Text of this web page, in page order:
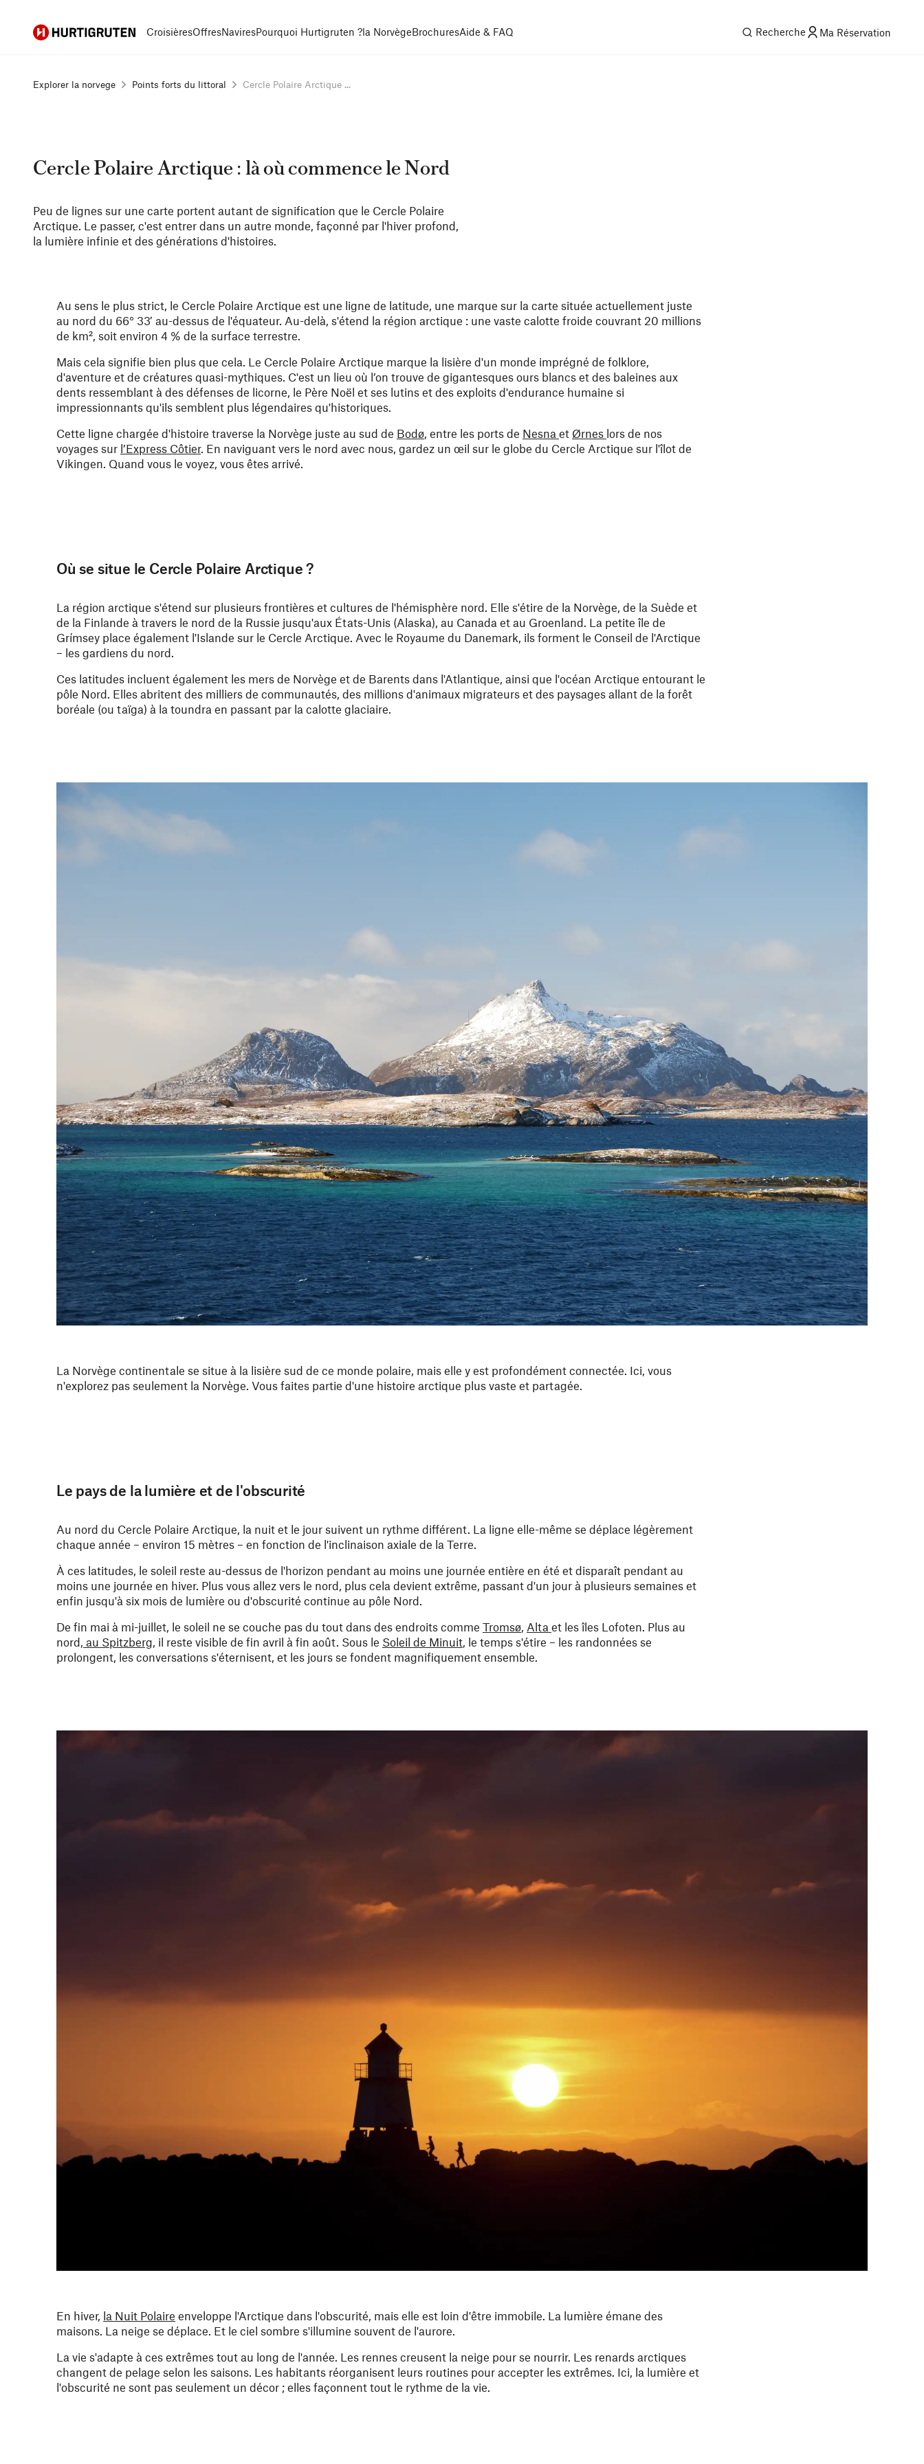
Hurtigruten CroisièresOffresNaviresPourquoi Hurtigruten ?la NorvègeBrochuresAide & FAQ Recherche Ma Réservation
Explorer la norvege Points forts du littoral Cercle Polaire Arctique ...
Cercle Polaire Arctique : là où commence le Nord
Peu de lignes sur une carte portent autant de signification que le Cercle Polaire
Arctique. Le passer, c'est entrer dans un autre monde, façonné par l'hiver profond,
la lumière infinie et des générations d'histoires.
Au sens le plus strict, le Cercle Polaire Arctique est une ligne de latitude, une marque sur la carte située actuellement juste
au nord du 66° 33′ au-dessus de l'équateur. Au-delà, s'étend la région arctique : une vaste calotte froide couvrant 20 millions
de km², soit environ 4 % de la surface terrestre.
Mais cela signifie bien plus que cela. Le Cercle Polaire Arctique marque la lisière d'un monde imprégné de folklore,
d'aventure et de créatures quasi-mythiques. C'est un lieu où l’on trouve de gigantesques ours blancs et des baleines aux
dents ressemblant à des défenses de licorne, le Père Noël et ses lutins et des exploits d'endurance humaine si
impressionnants qu'ils semblent plus légendaires qu'historiques.
Cette ligne chargée d'histoire traverse la Norvège juste au sud de Bodø, entre les ports de Nesna et Ørnes lors de nos
voyages sur l’Express Côtier. En naviguant vers le nord avec nous, gardez un œil sur le globe du Cercle Arctique sur l'îlot de
Vikingen. Quand vous le voyez, vous êtes arrivé.
Où se situe le Cercle Polaire Arctique ?
La région arctique s'étend sur plusieurs frontières et cultures de l'hémisphère nord. Elle s'étire de la Norvège, de la Suède et
de la Finlande à travers le nord de la Russie jusqu'aux États-Unis (Alaska), au Canada et au Groenland. La petite île de
Grímsey place également l'Islande sur le Cercle Arctique. Avec le Royaume du Danemark, ils forment le Conseil de l'Arctique
– les gardiens du nord.
Ces latitudes incluent également les mers de Norvège et de Barents dans l'Atlantique, ainsi que l'océan Arctique entourant le
pôle Nord. Elles abritent des milliers de communautés, des millions d'animaux migrateurs et des paysages allant de la forêt
boréale (ou taïga) à la toundra en passant par la calotte glaciaire.
La Norvège continentale se situe à la lisière sud de ce monde polaire, mais elle y est profondément connectée. Ici, vous
n'explorez pas seulement la Norvège. Vous faites partie d'une histoire arctique plus vaste et partagée.
Le pays de la lumière et de l'obscurité
Au nord du Cercle Polaire Arctique, la nuit et le jour suivent un rythme différent. La ligne elle-même se déplace légèrement
chaque année – environ 15 mètres – en fonction de l'inclinaison axiale de la Terre.
À ces latitudes, le soleil reste au-dessus de l'horizon pendant au moins une journée entière en été et disparaît pendant au
moins une journée en hiver. Plus vous allez vers le nord, plus cela devient extrême, passant d'un jour à plusieurs semaines et
enfin jusqu'à six mois de lumière ou d'obscurité continue au pôle Nord.
De fin mai à mi-juillet, le soleil ne se couche pas du tout dans des endroits comme Tromsø Alta et les îles Lofoten. Plus au
nord, au Spitzberg , il reste visible de fin avril à fin août. Sous le Soleil de Minuit , le temps s'étire – les randonnées se
prolongent, les conversations s'éternisent, et les jours se fondent magnifiquement ensemble.
En hiver, la Nuit Polaire enveloppe l'Arctique dans l'obscurité, mais elle est loin d'être immobile. La lumière émane des
maisons. La neige se déplace. Et le ciel sombre s'illumine souvent de l'aurore.
La vie s'adapte à ces extrêmes tout au long de l'année. Les rennes creusent la neige pour se nourrir. Les renards arctiques
changent de pelage selon les saisons. Les habitants réorganisent leurs routines pour accepter les extrêmes. Ici, la lumière et
l'obscurité ne sont pas seulement un décor ; elles façonnent tout le rythme de la vie.